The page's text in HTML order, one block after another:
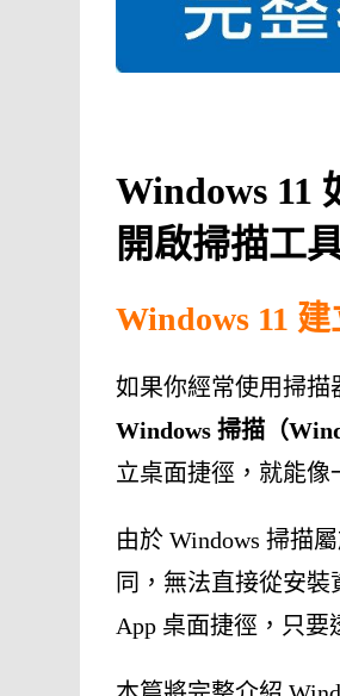
Windows 11
開啟掃描工
Windows 11
如果你經常使用掃
Windows 掃描（
立桌面捷徑，就能像
由於 Windows 掃描
同，無法直接從安
App 桌面捷徑，只要